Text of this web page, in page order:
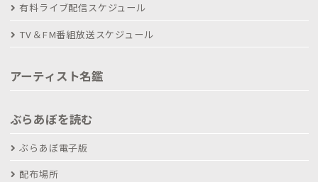
有料ライブ配信スケジュール
TV＆FM番組放送スケジュール
アーティスト名鑑
ぶらあぼを読む
ぶらあぼ電子版
配布場所